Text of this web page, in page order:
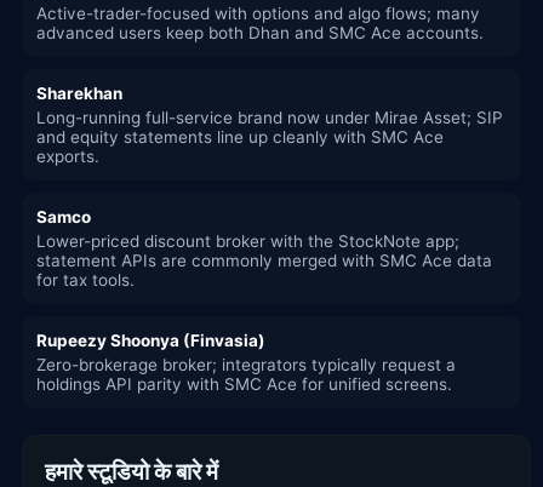
Active-trader-focused with options and algo flows; many
advanced users keep both Dhan and SMC Ace accounts.
Sharekhan
Long-running full-service brand now under Mirae Asset; SIP
and equity statements line up cleanly with SMC Ace
exports.
Samco
Lower-priced discount broker with the StockNote app;
statement APIs are commonly merged with SMC Ace data
for tax tools.
Rupeezy Shoonya (Finvasia)
Zero-brokerage broker; integrators typically request a
holdings API parity with SMC Ace for unified screens.
हमारे स्टूडियो के बारे में